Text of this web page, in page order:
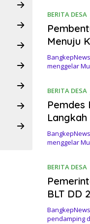
BERITA DESA
Menuju
menggelar
BERITA DESA
Pemdes
menggelar
BERITA DESA
BLT DD
pendamping